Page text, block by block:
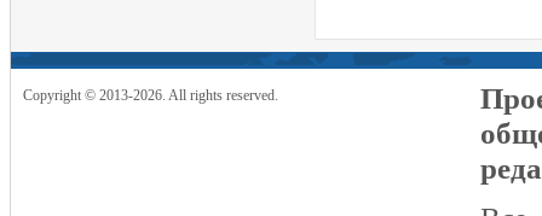
Copyright © 2013-2026. All rights reserved.